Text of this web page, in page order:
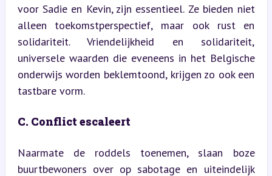
voor Sadie en Kevin, zijn essentieel. Ze bieden niet
alleen toekomstperspectief, maar ook rust en
solidariteit. Vriendelijkheid en solidariteit,
universele waarden die eveneens in het Belgische
onderwijs worden beklemtoond, krijgen zo ook een
tastbare vorm.
C. Conflict escaleert
Naarmate de roddels toenemen, slaan boze
buurtbewoners over op sabotage en uiteindelijk